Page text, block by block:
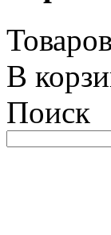
В
Поиск